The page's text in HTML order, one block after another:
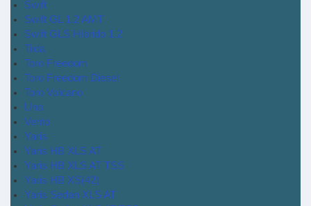
Swift
Swift GL 1.2 AMT
Swift GLS Híbrido 1.2
Tiida
Toro Freedom
Toro Freedom Diesel
Toro Volcano
Uno
Vento
Yaris
Yaris HB XLS AT
Yaris HB XLS AT TSS
Yaris HB XS(42)
Yaris Sedan XLS AT